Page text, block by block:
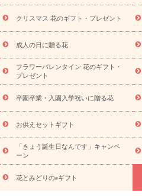
プリザーブドフラワー
スタイル
蘭・花鉢
ミディ胡蝶蘭・お祝い
の青色胡蝶蘭
観葉植物 観葉植
ドフラワー
お祝い お供え・お
ミオーダー
プチギフト（
eギフト
花キューピットのeGfit
レンジ
レッド お花の種類 バ
算から探す
お祝い お祝い・
お祝い・5000円～ お祝い・
お供え・お悔やみ
お供え・お
悔やみ・5000円～ お供え・お悔
やみ・10000円～
365日の
クリスマス 花のギフト・プレゼント
成人の日に贈る花
フラワーバレンタイン 花のギフト・
プレゼント
卒園卒業・入園入学祝いに贈る花
お供えセットギフト
「きょう誕生日なんです」キャンペ
ーン
花とみどりのeギフト